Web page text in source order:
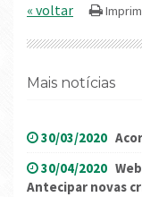
« voltar
Mais notícias
30/03/2020
30/04/2020
Antecipar novas